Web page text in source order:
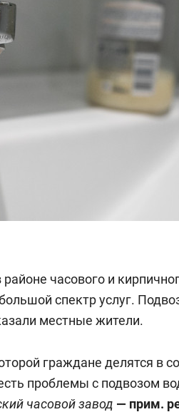
районе часового и
спектр услуг.
местные жители.
граждане делятся в
проблемы с подвозом
часовой завод — прим.